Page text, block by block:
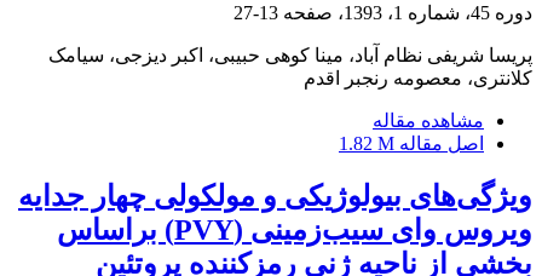
دوره 45، شماره 1، 1393، صفحه 13-27
پریسا شریفی نظام آباد، مینا کوهی حبیبی، اکبر دیزجی، سیامک
کلانتری، معصومه رنجبر اقدم
مشاهده مقاله
اصل مقاله 1.82 M
ویژگی‌های بیولوژیکی و مولکولی چهار جدایه
ویروس وای سیب‌زمینی (PVY) براساس
بخشی از ناحیه ژنی رمزکننده پروتئین